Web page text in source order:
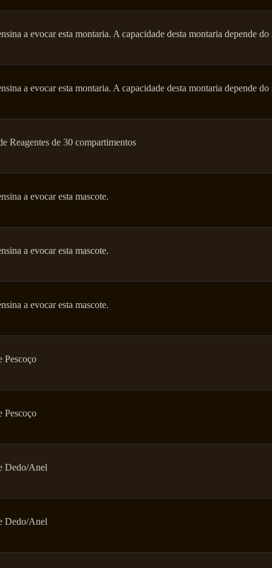
a evocar esta montaria. A capacidade desta montaria depende
a evocar esta montaria. A capacidade desta montaria depende
Reagentes de 30 compartimentos
a evocar esta mascote.
a evocar esta mascote.
a evocar esta mascote.
Pescoço
Pescoço
Dedo/Anel
Dedo/Anel